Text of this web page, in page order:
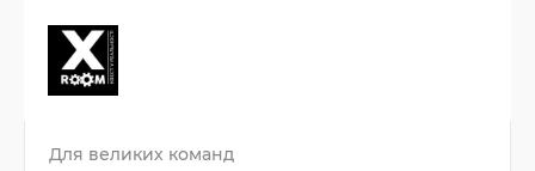
Для великих команд